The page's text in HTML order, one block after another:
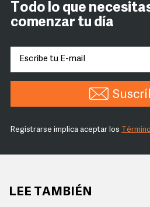
Todo lo que
comenzar tu día
Registrarse implica aceptar los
LEE TAMBIÉN